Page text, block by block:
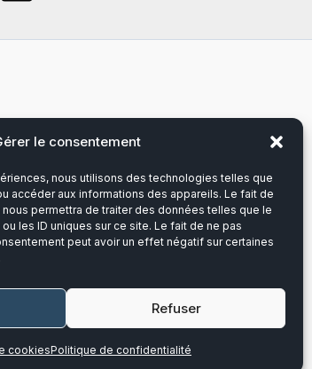
le consentement
nous utilisons des technologies telles que
accéder aux informations des appareils. Le fait de
permettra de traiter des données telles que le
les ID uniques sur ce site. Le fait de ne pas
peut avoir un effet négatif sur certaines
Refuser
cookiesPolitique de confidentialité
vendredi
et 13h30-17h00
group.com